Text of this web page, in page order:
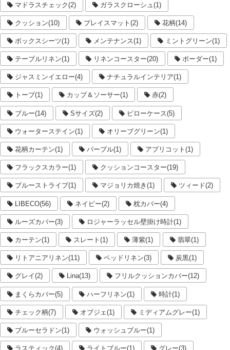
マドラスチェック(2) ガラスクローシュ(1)
クッション(10) プレイスマット(2) 花柄(14)
ボックスシーツ(1) メンテナンス(1) ミントグリーン(1)
テーブルリネン(1) リネンコースター(20) ボーダー(1)
ジャスミンイエロー(4) ナチュラルインテリア(1)
トープ(1) カップ＆ソーサー(1) 赤(2)
ブルー(14) Sサイズ(2) ピローケース(5)
ウォーターステイン(1) オリーブグリーン(1)
花柄カーテン(1) パープル(1) アプリコット(1)
フラックスカラー(1) クッションコースター(19)
ブルーストライプ(1) マジョリカ焼き(1) ツィード(2)
LIBECO(56) ネイビー(2) 枕カバー(4)
ルーズカバー(3) ロジャーラッセル壁掛け時計(1)
カーテン(1) スレート(1) 薄紫(1) 翡翠(1)
リトアニアリネン(11) ベッドリネン(3) 炭黒(1)
グレイ(2) Lina(13) フリルクッションカバー(12)
まくらカバー(5) ハーフリネン(1) 時計(1)
チェック柄(7) オブジェ(1) ミディアムグレー(1)
ブルーセラドン(1) ウォッシュブルー(1)
ラスティック(4) ライトブルー(1) グレー(3)